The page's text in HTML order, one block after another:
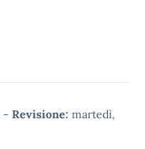
- Revisione: martedì,